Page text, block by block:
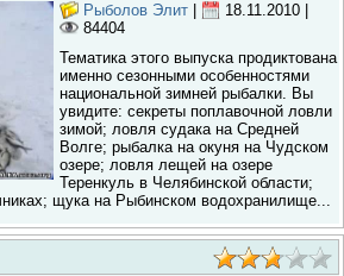
Рыболов Элит 18.11.2010
84404
Тематика этого выпуска продиктована
именно сезонными особенностями
национальной зимней рыбалки. Вы
увидите: секреты поплавочной ловли
зимой; ловля судака на Средней
Волге; рыбалка на окуня на Чудском
озере; ловля лещей на озере
Теренкуль в Челябинской области;
щука на Рыбинском водохранилище...